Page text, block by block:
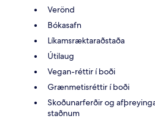
Verönd
Bókasafn
Líkamsræktaraðstaða
Útilaug
Vegan-réttir í boði
Grænmetisréttir í boði
Skoðunarferðir og
staðnum